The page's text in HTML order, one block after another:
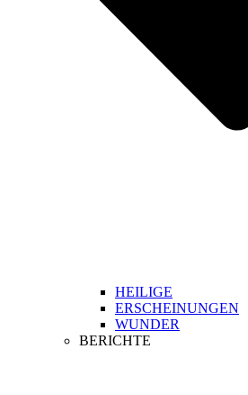
HEILIGE
ERSCHEINUNGEN
WUNDER
BERICHTE